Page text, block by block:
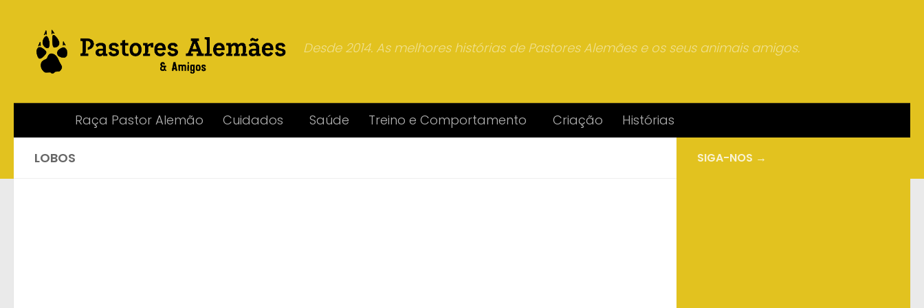
Desde 2014. As melhores histórias de Pastores Alemães e os seus animais amigos.
Raça Pastor Alemão Cuidados Saúde Treino e Comportamento Criação Histórias
LOBOS SIGA-NOS →